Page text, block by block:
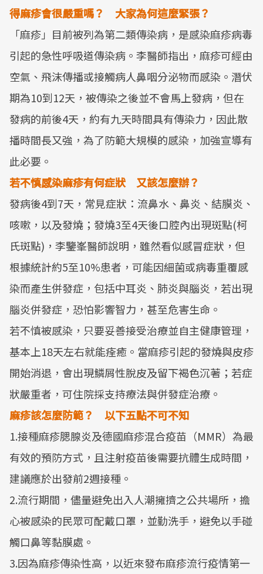
得麻疹會很嚴重嗎？ 大家為何這麼緊張？
「麻疹」目前被列為第二類傳染病，是感染麻疹病毒
引起的急性呼吸道傳染病。李醫師指出，麻疹可經由
空氣、飛沫傳播或接觸病人鼻咽分泌物而感染。潛伏
期為10到12天，被傳染之後並不會馬上發病，但在
發病的前後4天，約有九天時間具有傳染力，因此散
播時間長又強，為了防範大規模的感染，加強宣導有
此必要。
若不慎感染麻疹有何症狀 又該怎麼辦？
發病後4到7天，常見症狀：流鼻水、鼻炎、結膜炎、
咳嗽，以及發燒；發燒3至4天後口腔內出現斑點(柯
氏斑點)，李鑒峯醫師說明，雖然看似感冒症狀，但
根據統計約5至10%患者，可能因細菌或病毒重覆感
染而產生併發症，包括中耳炎、肺炎與腦炎，若出現
腦炎併發症，恐怕影響智力，甚至危害生命。
若不慎被感染，只要妥善接受治療並自主健康管理，
基本上18天左右就能痊癒。當麻疹引起的發燒與皮疹
開始消退，會出現鱗屑性脫皮及留下褐色沉著；若症
狀嚴重者，可住院採支持療法與併發症治療。
麻疹該怎麼防範？ 以下五點不可不知
1.接種麻疹腮腺炎及德國麻疹混合疫苗（MMR）為最
有效的預防方式，且注射疫苗後需要抗體生成時間，
建議應於出發前2週接種。
2.流行期間，儘量避免出入人潮擁擠之公共場所，擔
心被感染的民眾可配戴口罩，並勤洗手，避免以手碰
觸口鼻等黏膜處。
3.因為麻疹傳染性高，以近來發布麻疹流行疫情第一